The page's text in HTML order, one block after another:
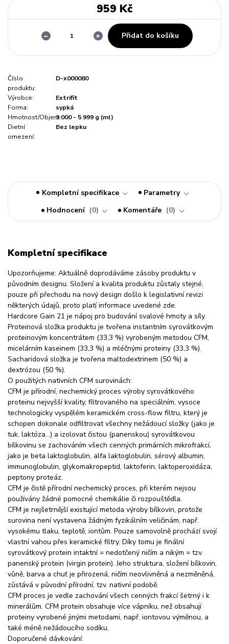
959 Kč
Přidat do košíku
Číslo
produktu:
D-x000080
Výrobce:
Extrifit
Forma:
sypká
Hmotnost/Objem:3 000 - 5 999 g (ml)
Dietní
omezení:
Bez lepku
Kompletní specifikace
Parametry
Hodnocení
0 Komentáře 0
Kompletní specifikace
Upozorňujeme: Aktuálně doprodáváme zásoby produktu v
původním designu. Složení a kvalita produktu zůstaly stejné,
pouze při přechodu na nový design došlo k legislativní revizi
některých údajů, proto platí informace uvedené zde.
Hardcore Gain 21 je nápoj pro budování svalové hmoty a síly.
Proteinová složka produktu je tvořena instantním syrovátkovým
proteinovým koncentrátem (33,3 %) vyrobeným metodou CFM,
micelárním kaseinem (33,3 %) a mléčnými proteiny (33,3 %).
Sacharidová složka je tvořena maltodextrinem (50 %) a
dextrózou (50 %).
O použitých nativních CFM surovinách:
CFM je přírodní, nechemický proces výroby syrovátkového
proteinu nejvyšší kvality, filtrovaného na speciálním, vysoce
technologicky vyspělém keramickém cross-flow filtru, který je
schopen dokonale odfiltrovat všechny nežádoucí složky (jako je
tuk, laktóza…) a izolovat čistou (panenskou) syrovátkovou
bílkovinu se zachováním všech cenných primárních mikrofrakcí,
jako je beta laktoglobulin, alfa laktoglobulin, sérový albumin,
immunoglobulin, glykomakropeptid, laktoferin, laktoperoxidáza,
peptony proteáz.
CFM je čistě přírodní nechemický proces, při kterém nejsou
používány žádné pomocné chemikálie či rozpouštědla.
CFM je nejšetrnější existující metoda výroby bílkovin, protože
surovina není vystavena žádným fyzikálním veličinám, např.
vysokému tlaku, teplotě, iontům. Pouze samovolně prochází svojí
vlastní vahou přes keramické filtry. Díky tomu je finální
syrovátkový protein intaktní = nedotčený ničím a nikým = tzv.
panenský protein (virgin protein). Jeho struktura, složení bílkovin,
vůně, barva a chuť je přirozená, ničím neovlivněná a nezměněná,
zůstává v původní přírodní, tzv. nativní podobě.
CFM proces je vedle zachování všech cenných frakcí šetrný i k
minerálům. CFM protein obsahuje více vápníku, než obsahují
proteiny vyrobené jinými metodami, např. iontovou výměnou, a
také méně nežádoucího sodíku.
Doporučené dávkování: